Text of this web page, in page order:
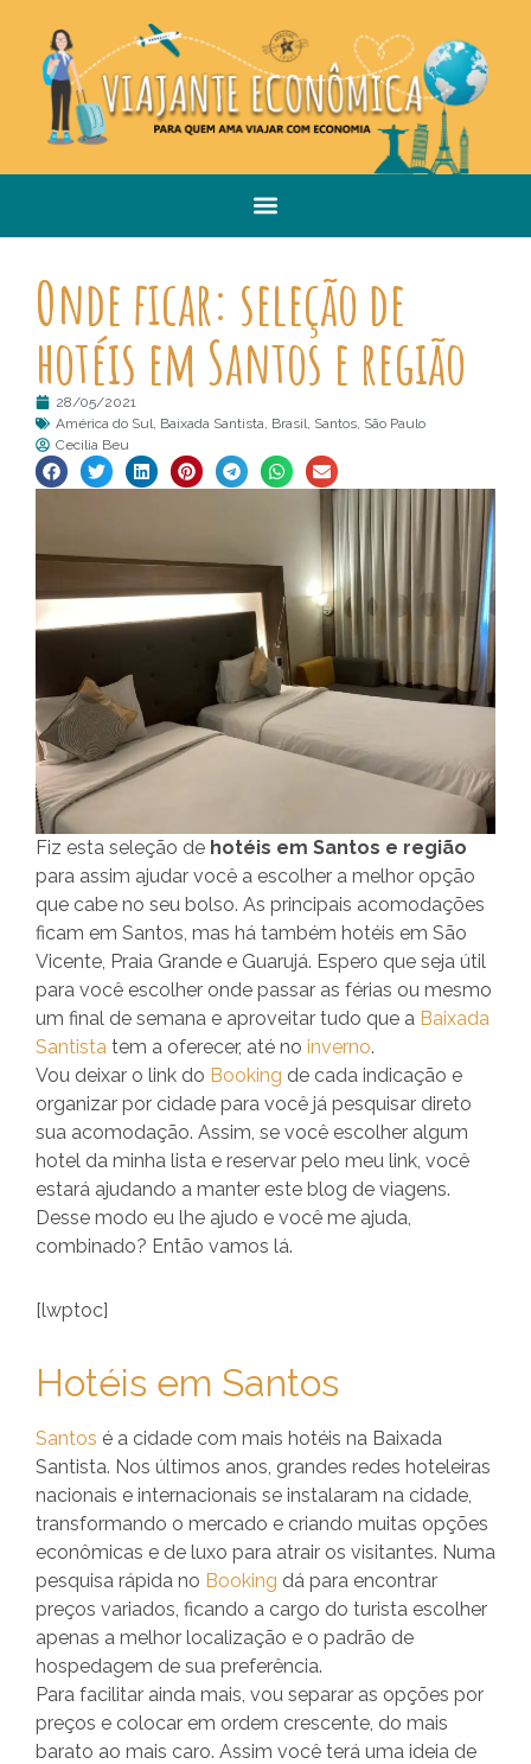
28/05/2021
América do Sul Baixada Santista Brasil Santos São Paulo
Cecilia Beu
Onde ficar: seleção de
hotéis em Santos e região
Fiz esta seleção de hotéis em Santos e região
para assim ajudar você a escolher a melhor opção
que cabe no seu bolso. As principais acomodações
ficam em Santos, mas há também hotéis em São
Vicente, Praia Grande e Guarujá. Espero que seja útil
para você escolher onde passar as férias ou mesmo
um final de semana e aproveitar tudo que a Baixada
Santista tem a oferecer, até no inverno.
Vou deixar o link do Booking de cada indicação e
organizar por cidade para você já pesquisar direto
sua acomodação. Assim, se você escolher algum
hotel da minha lista e reservar pelo meu link, você
estará ajudando a manter este blog de viagens.
Desse modo eu lhe ajudo e você me ajuda,
combinado? Então vamos lá.
[lwptoc]
Hotéis em Santos
Santos é a cidade com mais hotéis na Baixada
Santista. Nos últimos anos, grandes redes hoteleiras
nacionais e internacionais se instalaram na cidade,
transformando o mercado e criando muitas opções
econômicas e de luxo para atrair os visitantes. Numa
pesquisa rápida no Booking dá para encontrar
preços variados, ficando a cargo do turista escolher
apenas a melhor localização e o padrão de
hospedagem de sua preferência.
Para facilitar ainda mais, vou separar as opções por
preços e colocar em ordem crescente, do mais
barato ao mais caro. Assim você terá uma ideia de